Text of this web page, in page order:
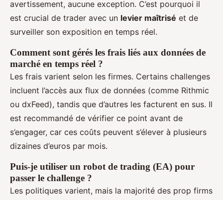
avertissement, aucune exception. C’est pourquoi il
est crucial de trader avec un levier maîtrisé et de
surveiller son exposition en temps réel.
Comment sont gérés les frais liés aux données de
marché en temps réel ?
Les frais varient selon les firmes. Certains challenges
incluent l’accès aux flux de données (comme Rithmic
ou dxFeed), tandis que d’autres les facturent en sus. Il
est recommandé de vérifier ce point avant de
s’engager, car ces coûts peuvent s’élever à plusieurs
dizaines d’euros par mois.
Puis-je utiliser un robot de trading (EA) pour
passer le challenge ?
Les politiques varient, mais la majorité des prop firms